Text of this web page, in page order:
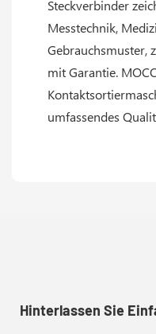
Steckverbinder
Messtechnik,
Gebrauchsmuster,
mit Garantie.
umfassendes
Hinterlassen Sie